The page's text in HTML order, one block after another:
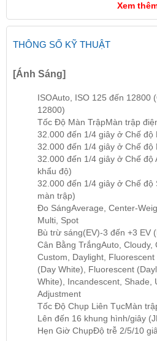
Xem
THÔNG SỐ KỸ THUẬT
[Ánh Sáng]
ISOAuto, ISO 125 đến 12800
12800)
Tốc Độ Màn TrậpMàn trập
32.000 đến 1/4 giây ở Chế độ
32.000 đến 1/4 giây ở Chế độ
32.000 đến 1/4 giây ở Chế độ
khẩu độ)
32.000 đến 1/4 giây ở Chế độ
màn trập)
Đo SángAverage, Center-
Multi, Spot
Bù trừ sáng(EV)-3 đến +3 EV
Cân Bằng TrắngAuto, Cloudy,
Custom, Daylight,
(Day White), Fluorescent
White), Incandescent, Shade,
Adjustment
Tốc Độ Chụp Liên TụcMàn
Lên đến 16 khung hình/giây
Hẹn Giờ ChụpĐộ trễ 2/5/10